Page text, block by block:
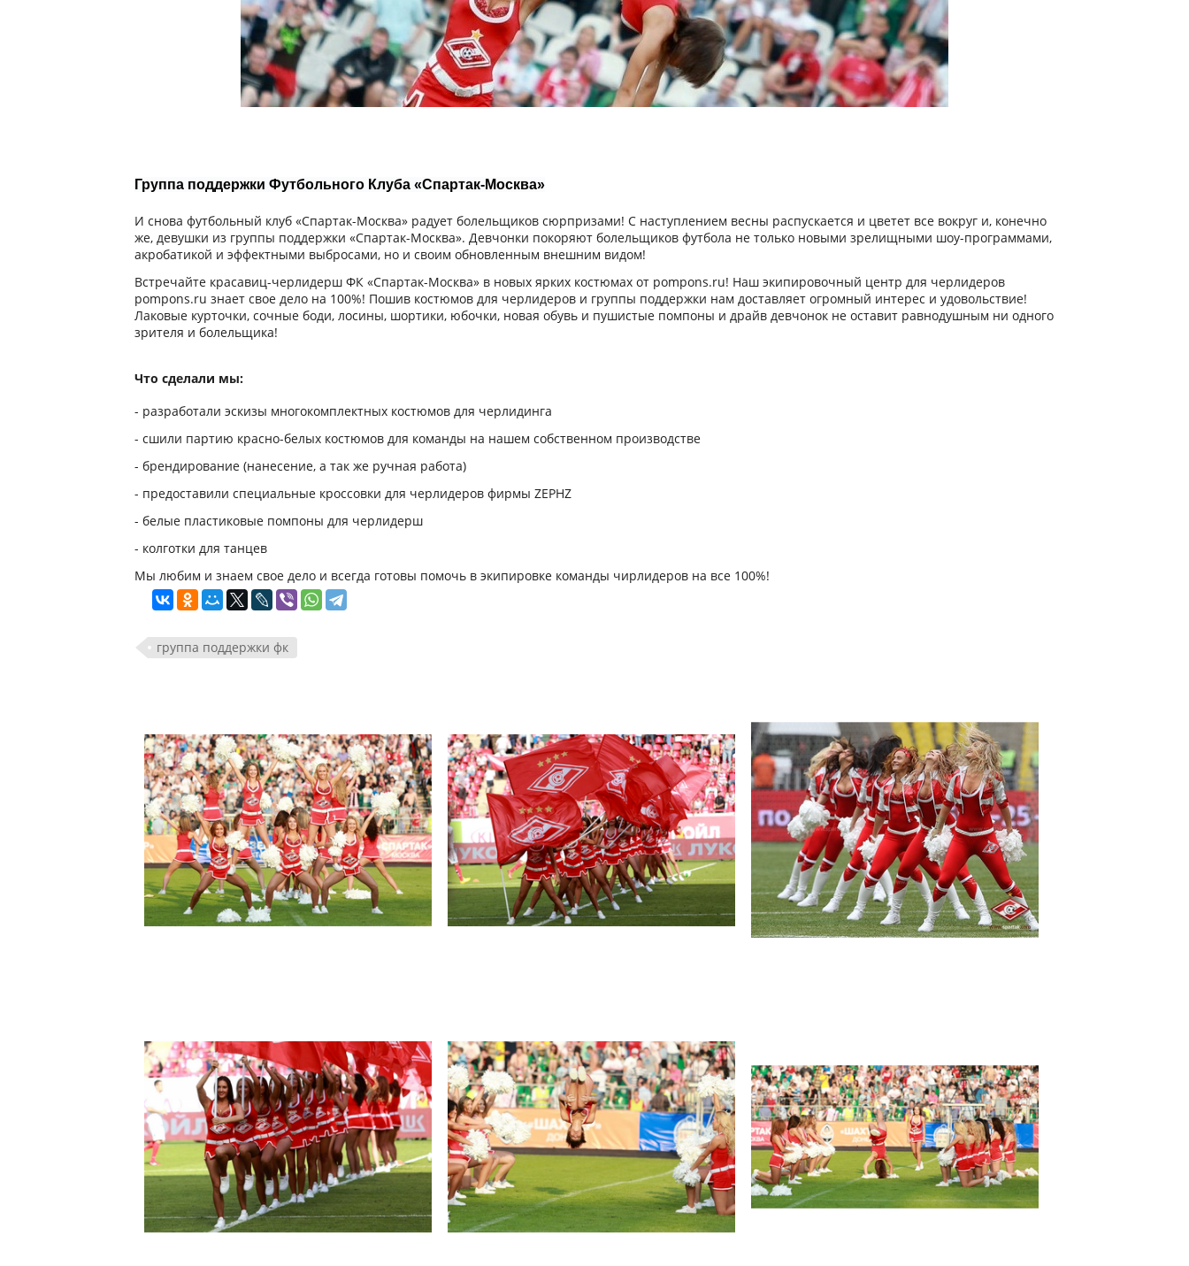
Группа поддержки Футбольного Клуба «Спартак-Москва»
И снова футбольный клуб «Спартак-Москва» радует болельщиков сюрпризами! С наступлением весны распускается и цветет все вокруг и, конечно
же, девушки из группы поддержки «Спартак-Москва». Девчонки покоряют болельщиков футбола не только новыми зрелищными шоу-программами,
акробатикой и эффектными выбросами, но и своим обновленным внешним видом!
Встречайте красавиц-черлидерш ФК «Спартак-Москва» в новых ярких костюмах от pompons.ru! Наш экипировочный центр для черлидеров
pompons.ru знает свое дело на 100%! Пошив костюмов для черлидеров и группы поддержки нам доставляет огромный интерес и удовольствие!
Лаковые курточки, сочные боди, лосины, шортики, юбочки, новая обувь и пушистые помпоны и драйв девчонок не оставит равнодушным ни одного
зрителя и болельщика!
Что сделали мы:
- разработали эскизы многокомплектных костюмов для черлидинга
- сшили партию красно-белых костюмов для команды на нашем собственном производстве
- брендирование (нанесение, а так же ручная работа)
- предоставили специальные кроссовки для черлидеров фирмы ZEPHZ
- белые пластиковые помпоны для черлидерш
- колготки для танцев
Мы любим и знаем свое дело и всегда готовы помочь в экипировке команды чирлидеров на все 100%!
группа поддержки фк